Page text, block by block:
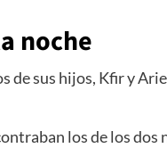
noche
de sus hijos, Kfir y
los de los dos